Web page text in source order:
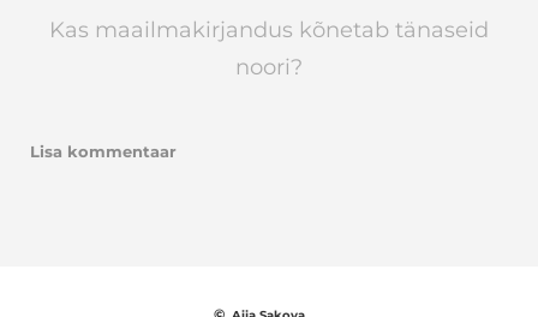
Kas maailmakirjandus kõnetab tänaseid
noori?
Lisa kommentaar